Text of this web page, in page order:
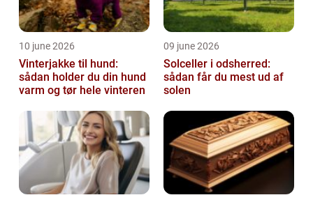
10 june 2026
Vinterjakke til hund:
sådan holder du din hund
varm og tør hele vinteren
09 june 2026
Solceller i odsherred:
sådan får du mest ud af
solen